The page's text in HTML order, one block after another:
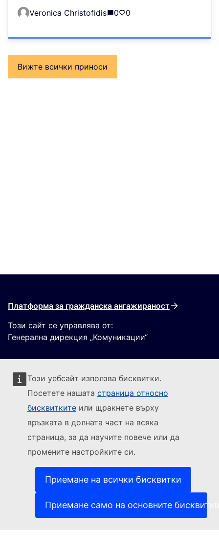
Този уебсайт използва бисквитки.
Посетете нашата страница относно
бисквитките или щракнете върху
връзката в долната част на всяка
страница, за да научите повече или да
промените настройките си.
Приемане на всички бисквитки
Приемане само на основните
Veronica Christofidis 0 0
Вижте всички приноси
Платформа за гражданска ангажираност
Този сайт се управлява от:
Генерална дирекция „Комуникации“
Sledujte Evropskou komisi
За контакти(Външна връзка)
Докладване на ИТ уязвимост (Външна връзка)
Езици на нашите уебсайтове(Външна връзка)
Бисквитки(Външна връзка)
Политика за поверителност
Правна информация
Достъпност